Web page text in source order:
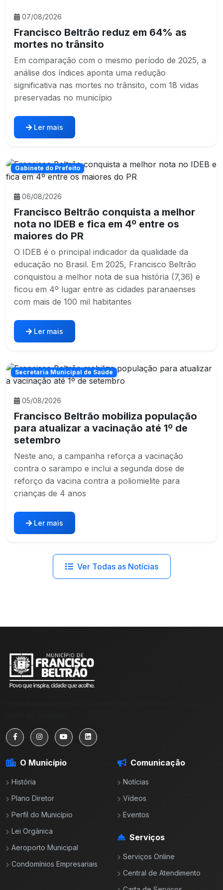
07/08/2026
Francisco Beltrão reduz em 64% as
mortes no trânsito
Em comparação com o mesmo período de 2025, a
análise dos índices aponta uma redução
significativa nas mortes no trânsito, com 18 vidas
preservadas no município
Ler mais
Gabinete do Prefeito
06/08/2026
Francisco Beltrão conquista a melhor
nota no IDEB e fica em 4º entre os
maiores do PR
O IDEB é o principal indicador da qualidade da
educação no Brasil. Em 2025, Francisco Beltrão
conquistou a melhor nota de sua história (7,36) e
ficou em 4º lugar entre as cidades paranaenses
com mais de 100 mil habitantes
Ler mais
Secretaria Municipal de Saúde
05/08/2026
Francisco Beltrão mobiliza população
para atualizar a vacinação até 1º de
setembro
Neste ano, a campanha reforça a vacinação
contra o sarampo e inclui a segunda dose de
reforço da vacina contra a poliomielite para
crianças de 4 anos
Ler mais
Ver Todas as Notícias
O Município
História
Plano Diretor
Perfil do Município
Lei Orgânica
Aeroporto Municipal
Condomínios Empresariais
Comunicação
Notícias
Vídeos
Eventos
Serviços
Serviços Online
Central de Atendimento